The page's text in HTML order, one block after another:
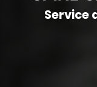
Service